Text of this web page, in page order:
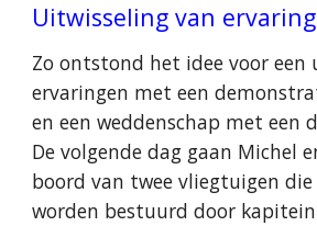
Uitwisseling van
Zo ontstond het idee voor een
ervaringen met een
en een weddenschap met een
De volgende dag gaan Michel
boord van twee vliegtuigen
worden bestuurd door